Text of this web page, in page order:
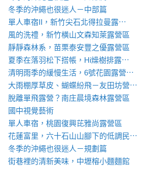
冬季的沖繩也很迷人－中部篇
單人車宿II，新竹尖石北得拉曼露⋯
風的洗禮，新竹橫山文森知萊露營區
靜靜森林系，苗栗泰安豐之優露營區
夏季在落羽松下搭帳，Hi燥樹排露⋯
清明雨季的緩慢生活，6號花園露營⋯
大雨棚厚草皮、蝴蝶紛飛－友田坊營⋯
脫離單飛露營？南庄晨境森林露營區
國中視覺藝術
單人車宿，桃園復興芘雅尚露營區
花蓮富里，六十石山山腳下的低調民⋯
冬季的沖繩也很迷人－規劃篇
街巷裡的清新美味，中壢榕小麵麵館